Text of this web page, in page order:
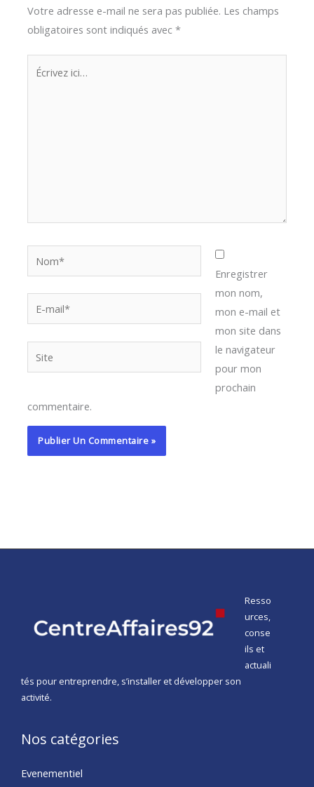
Votre adresse e-mail ne sera pas publiée. Les champs
obligatoires sont indiqués avec*
Écrivez
mail*
Enregistrer
mon nom,
mon e-mail et
mon site dans
le navigateur
pour mon
prochain
commentaire.
Resso
urces,
conse
ils et
actuali
tés pour entreprendre, s’installer et développer son
activité.
Nos catégories
Evenementiel